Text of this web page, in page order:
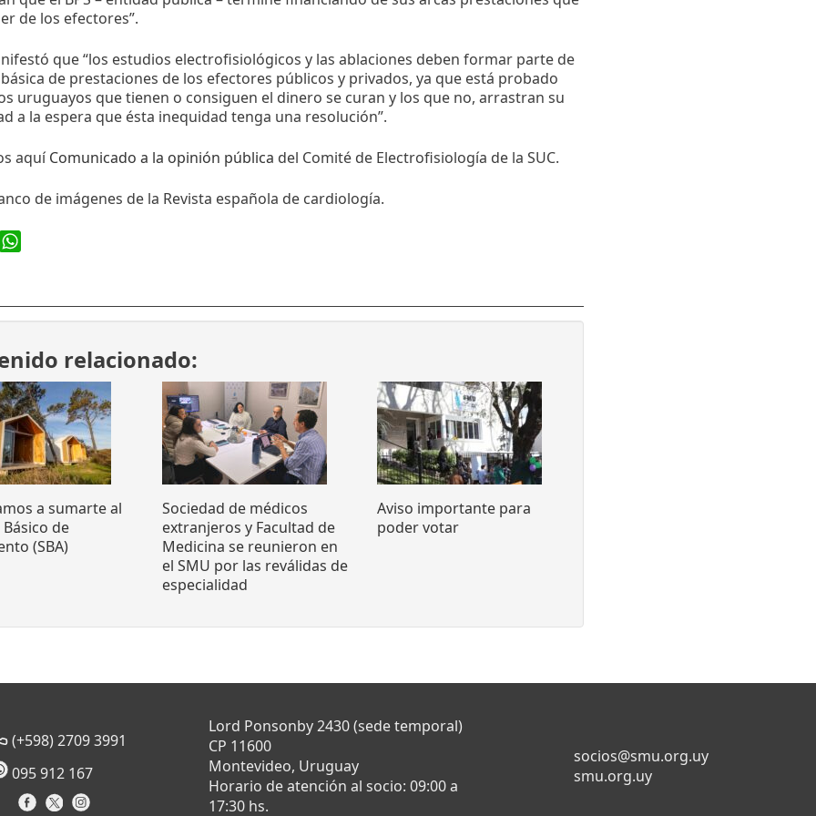
de los efectores”.
que “los estudios electrofisiológicos y las ablaciones deben formar parte de
de prestaciones de los efectores públicos y privados, ya que está probado
uruguayos que tienen o consiguen el dinero se curan y los que no, arrastran su
a la espera que ésta inequidad tenga una resolución”.
aquíComunicado a la opinión pública del Comité de Electrofisiología de la SUC.
de imágenes de la Revista española de cardiología.
relacionado:
a sumarte al
de
(SBA)
Sociedad de médicos
extranjeros y Facultad de
Medicina se reunieron en
el SMU por las reválidas de
especialidad
Aviso importante para
poder votar
(+598) 2709 3991
095 912 167
Lord Ponsonby 2430 (sede temporal)
CP 11600
Montevideo, Uruguay
Horario de atención al socio: 09:00 a
17:30 hs.
socios@smu.org.uy
smu.org.uy